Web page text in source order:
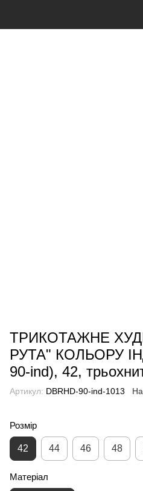
ТРИКОТАЖНЕ
РУТА" КОЛЬОРУ
90-ind), 42,
Артикул: DBRHD-90-ind-1013
Розмір
42 44 46 48
Матеріал